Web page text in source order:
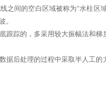
之间的空白区域被称为“水柱区
。
踪的，多采用较大振幅法和梯
后处理的过程中采取半人工的